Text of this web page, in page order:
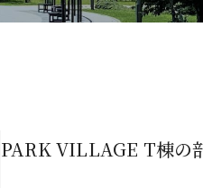
PARK VILLAGE T棟の